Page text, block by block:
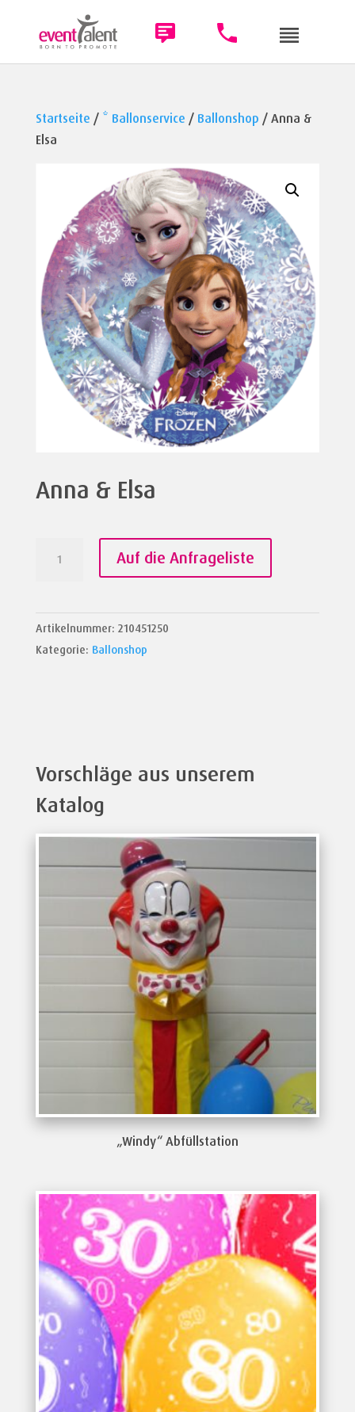
Startseite / * Ballonservice / Ballonshop / Anna &
Elsa
Anna & Elsa
Menge
Auf die Anfrageliste
Artikelnummer: 210451250
Kategorie: Ballonshop
Vorschläge aus unserem
Katalog
„Windy“ Abfüllstation